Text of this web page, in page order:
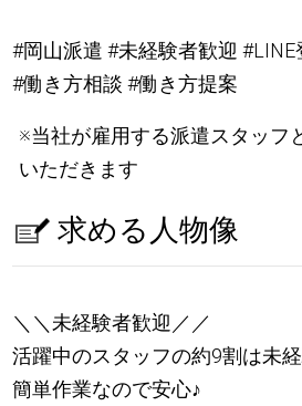
#岡山派遣 #未経験者歓迎
#働き方相談 #働き方提案
※当社が雇用する派遣スタッフ
いただきます
求める人物像
＼＼未経験者歓迎／／
活躍中のスタッフの約9割は未
簡単作業なので安心♪